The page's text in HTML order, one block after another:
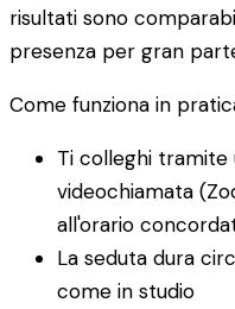
risultati sono
presenza per gran
Come funziona in
Ti colleghi
videochiamata
all'orario
La seduta dura
come in studio